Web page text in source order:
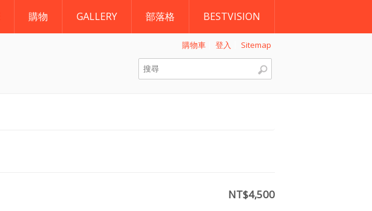
購物 GALLERY 部落格 BESTVISION
購物車 登入 Sitemap
搜尋表單
NT$4,500